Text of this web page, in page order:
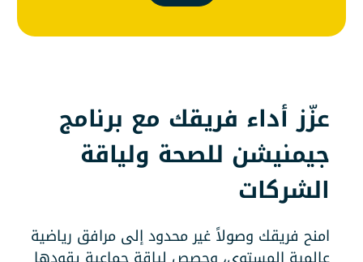
عزّز أداء فريقك مع برنامج
جيمنيشن للصحة ولياقة
الشركات
امنح فريقك وصولاً غير محدود إلى مرافق رياضية